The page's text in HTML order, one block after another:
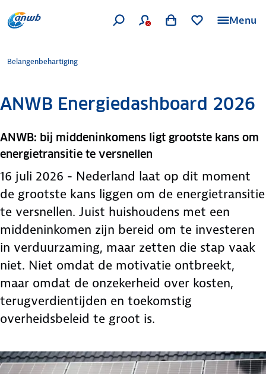
Menu
Belangenbehartiging
ANWB Energiedashboard 2026
ANWB: bij middeninkomens ligt grootste kans om
energietransitie te versnellen
16 juli 2026 - Nederland laat op dit moment
de grootste kans liggen om de energietransitie
te versnellen. Juist huishoudens met een
middeninkomen zijn bereid om te investeren
in verduurzaming, maar zetten die stap vaak
niet. Niet omdat de motivatie ontbreekt,
maar omdat de onzekerheid over kosten,
terugverdientijden en toekomstig
overheidsbeleid te groot is.